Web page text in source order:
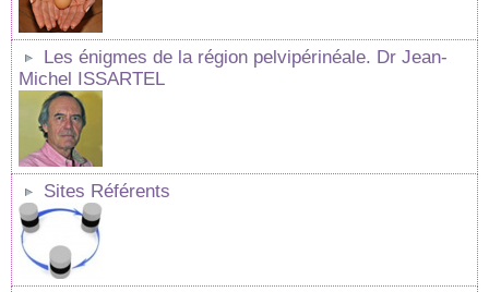
Les énigmes de la région pelvipérinéale. Dr Jean-
Michel ISSARTEL
Sites Référents